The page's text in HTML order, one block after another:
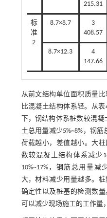
215.31
标
准
2
8.7×8.7
3
408.57
8.7×12.3
4
147.66
从前文结构单位面积质量
比混凝土结构体系轻。从表
下，钢结构体系桩数较混凝
土总用量减少5%~8%，钢筋
荷载越小，差值越小。大
数较混凝土结构体系减少
10%~17%，钢筋总用量减
大，材料减少用量越多。
确定性以及桩基的检测数
可以减少现场施工的工作量